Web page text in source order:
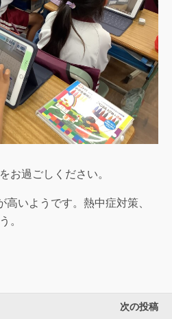
お過ごしください。
いようです。熱中症対策、
。
次の投稿